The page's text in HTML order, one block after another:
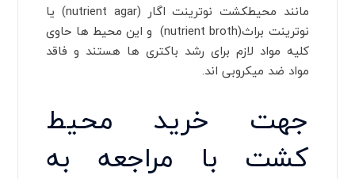
مانند محیطکشت نوترینت اگار (nutrient agar) یا
نوترینت براث(nutrient broth) و این محیط ها حاوی
کلیه مواد لازم برای رشد باکتری ها هستند و فاقد
مواد ضد میکروبی اند.
جهت خرید محیط
کشت با مراجعه به